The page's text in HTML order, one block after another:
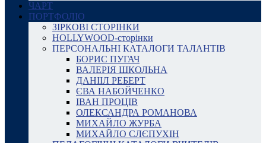
ЧАРТ
ПОРТФОЛІО
ЗІРКОВІ СТОРІНКИ
HOLLYWOOD-сторінки
ПЕРСОНАЛЬНІ КАТАЛОГИ ТАЛАНТІВ
БОРИС ПУГАЧ
ВАЛЕРІЯ ШКОЛЬНА
ДАНІІЛ РЕБЕРТ
ЄВА НАБОЙЧЕНКО
ІВАН ПРОЦІВ
ОЛЕКСАНДРА РОМАНОВА
МИХАЙЛО ЖУРБА
МИХАЙЛО СЛЄПУХІН